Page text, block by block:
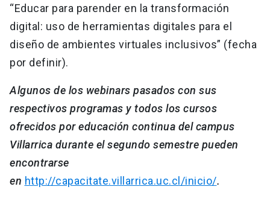
“Educar para parender en la transformación
digital: uso de herramientas digitales para el
diseño de ambientes virtuales inclusivos” (fecha
por definir).
Algunos de los webinars pasados con sus
respectivos programas y todos los cursos
ofrecidos por educación continua del campus
Villarrica durante el segundo semestre pueden
encontrarse
en http://capacitate.villarrica.uc.cl/inicio/.